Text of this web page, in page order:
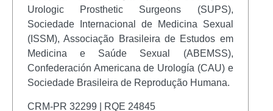
Urologic Prosthetic Surgeons (SUPS),
Sociedade Internacional de Medicina Sexual
(ISSM), Associação Brasileira de Estudos em
Medicina e Saúde Sexual (ABEMSS),
Confederación Americana de Urología (CAU) e
Sociedade Brasileira de Reprodução Humana.
CRM-PR 32299 | RQE 24845